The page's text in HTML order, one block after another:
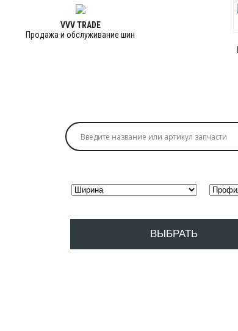
VVV TRADE
Продажа и обслуживание шин
ВЫБРАТЬ